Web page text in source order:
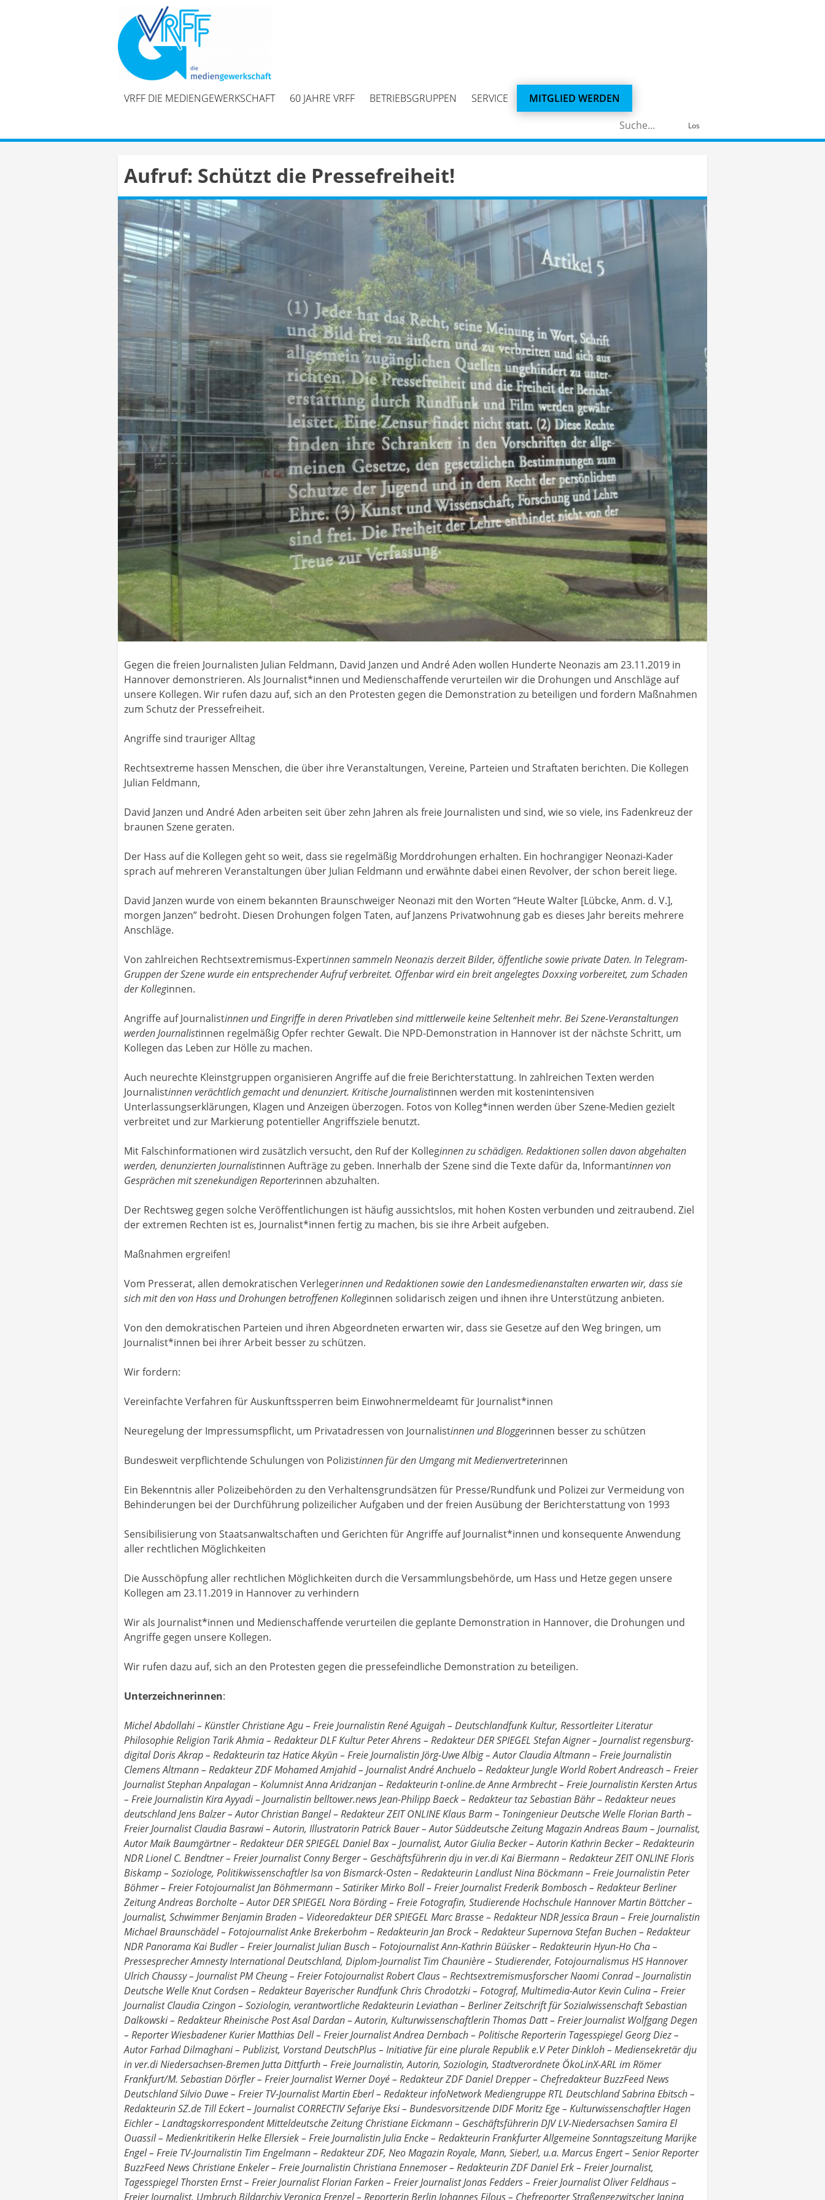
VRFF DIE MEDIENGEWERKSCHAFT 60 JAHRE VRFF BETRIEBSGRUPPEN SERVICE
MITGLIED WERDEN
Los
Aufruf: Schützt die Pressefreiheit!
Gegen die freien Journalisten Julian Feldmann, David Janzen und André Aden wollen Hunderte Neonazis am 23.11.2019 in
Hannover demonstrieren. Als Journalist*innen und Medienschaffende verurteilen wir die Drohungen und Anschläge auf
unsere Kollegen. Wir rufen dazu auf, sich an den Protesten gegen die Demonstration zu beteiligen und fordern Maßnahmen
zum Schutz der Pressefreiheit.
Angriffe sind trauriger Alltag
Rechtsextreme hassen Menschen, die über ihre Veranstaltungen, Vereine, Parteien und Straftaten berichten. Die Kollegen
Julian Feldmann,
David Janzen und André Aden arbeiten seit über zehn Jahren als freie Journalisten und sind, wie so viele, ins Fadenkreuz der
braunen Szene geraten.
Der Hass auf die Kollegen geht so weit, dass sie regelmäßig Morddrohungen erhalten. Ein hochrangiger Neonazi-Kader
sprach auf mehreren Veranstaltungen über Julian Feldmann und erwähnte dabei einen Revolver, der schon bereit liege.
David Janzen wurde von einem bekannten Braunschweiger Neonazi mit den Worten “Heute Walter [Lübcke, Anm. d. V.],
morgen Janzen” bedroht. Diesen Drohungen folgen Taten, auf Janzens Privatwohnung gab es dieses Jahr bereits mehrere
Anschläge.
Von zahlreichen Rechtsextremismus-Expertinnen sammeln Neonazis derzeit Bilder, öffentliche sowie private Daten. In Telegram-
Gruppen der Szene wurde ein entsprechender Aufruf verbreitet. Offenbar wird ein breit angelegtes Doxxing vorbereitet, zum Schaden
der Kolleginnen.
Angriffe auf Journalistinnen und Eingriffe in deren Privatleben sind mittlerweile keine Seltenheit mehr. Bei Szene-Veranstaltungen
werden Journalistinnen regelmäßig Opfer rechter Gewalt. Die NPD-Demonstration in Hannover ist der nächste Schritt, um
Kollegen das Leben zur Hölle zu machen.
Auch neurechte Kleinstgruppen organisieren Angriffe auf die freie Berichterstattung. In zahlreichen Texten werden
Journalistinnen verächtlich gemacht und denunziert. Kritische Journalistinnen werden mit kostenintensiven
Unterlassungserklärungen, Klagen und Anzeigen überzogen. Fotos von Kolleg*innen werden über Szene-Medien gezielt
verbreitet und zur Markierung potentieller Angriffsziele benutzt.
Mit Falschinformationen wird zusätzlich versucht, den Ruf der Kolleginnen zu schädigen. Redaktionen sollen davon abgehalten
werden, denunzierten Journalistinnen Aufträge zu geben. Innerhalb der Szene sind die Texte dafür da, Informantinnen von
Gesprächen mit szenekundigen Reporterinnen abzuhalten.
Der Rechtsweg gegen solche Veröffentlichungen ist häufig aussichtslos, mit hohen Kosten verbunden und zeitraubend. Ziel
der extremen Rechten ist es, Journalist*innen fertig zu machen, bis sie ihre Arbeit aufgeben.
Maßnahmen ergreifen!
Vom Presserat, allen demokratischen Verlegerinnen und Redaktionen sowie den Landesmedienanstalten erwarten wir, dass sie
sich mit den von Hass und Drohungen betroffenen Kolleginnen solidarisch zeigen und ihnen ihre Unterstützung anbieten.
Von den demokratischen Parteien und ihren Abgeordneten erwarten wir, dass sie Gesetze auf den Weg bringen, um
Journalist*innen bei ihrer Arbeit besser zu schützen.
Wir fordern:
Vereinfachte Verfahren für Auskunftssperren beim Einwohnermeldeamt für Journalist*innen
Neuregelung der Impressumspflicht, um Privatadressen von Journalistinnen und Bloggerinnen besser zu schützen
Bundesweit verpflichtende Schulungen von Polizistinnen für den Umgang mit Medienvertreterinnen
Ein Bekenntnis aller Polizeibehörden zu den Verhaltensgrundsätzen für Presse/Rundfunk und Polizei zur Vermeidung von
Behinderungen bei der Durchführung polizeilicher Aufgaben und der freien Ausübung der Berichterstattung von 1993
Sensibilisierung von Staatsanwaltschaften und Gerichten für Angriffe auf Journalist*innen und konsequente Anwendung
aller rechtlichen Möglichkeiten
Die Ausschöpfung aller rechtlichen Möglichkeiten durch die Versammlungsbehörde, um Hass und Hetze gegen unsere
Kollegen am 23.11.2019 in Hannover zu verhindern
Wir als Journalist*innen und Medienschaffende verurteilen die geplante Demonstration in Hannover, die Drohungen und
Angriffe gegen unsere Kollegen.
Wir rufen dazu auf, sich an den Protesten gegen die pressefeindliche Demonstration zu beteiligen.
Unterzeichnerinnen:
Michel Abdollahi – Künstler Christiane Agu – Freie Journalistin René Aguigah – Deutschlandfunk Kultur, Ressortleiter Literatur Philosophie Religion Tarik Ahmia – Redakteur DLF Kultur Peter Ahrens – Redakteur DER SPIEGEL Stefan Aigner – Journalist regensburg-digital Doris Akrap – Redakteurin taz Hatice Akyün – Freie Journalistin Jörg-Uwe Albig – Autor Claudia Altmann – Freie Journalistin Clemens Altmann – Redakteur ZDF Mohamed Amjahid – Journalist André Anchuelo – Redakteur Jungle World Robert Andreasch – Freier Journalist Stephan Anpalagan – Kolumnist Anna Aridzanjan – Redakteurin t-online.de Anne Armbrecht – Freie Journalistin Kersten Artus – Freie Journalistin Kira Ayyadi – Journalistin belltower.news Jean-Philipp Baeck – Redakteur taz Sebastian Bähr – Redakteur neues deutschland Jens Balzer – Autor Christian Bangel – Redakteur ZEIT ONLINE Klaus Barm – Toningenieur Deutsche Welle Florian Barth – Freier Journalist Claudia Basrawi – Autorin, Illustratorin Patrick Bauer – Autor Süddeutsche Zeitung Magazin Andreas Baum – Journalist, Autor Maik Baumgärtner – Redakteur DER SPIEGEL Daniel Bax – Journalist, Autor Giulia Becker – Autorin Kathrin Becker – Redakteurin NDR Lionel C. Bendtner – Freier Journalist Conny Berger – Geschäftsführerin dju in ver.di Kai Biermann – Redakteur ZEIT ONLINE Floris Biskamp – Soziologe, Politikwissenschaftler Isa von Bismarck-Osten – Redakteurin Landlust Nina Böckmann – Freie Journalistin Peter Böhmer – Freier Fotojournalist Jan Böhmermann – Satiriker Mirko Boll – Freier Journalist Frederik Bombosch – Redakteur Berliner Zeitung Andreas Borcholte – Autor DER SPIEGEL Nora Börding – Freie Fotografin, Studierende Hochschule Hannover Martin Böttcher – Journalist, Schwimmer Benjamin Braden – Videoredakteur DER SPIEGEL Marc Brasse – Redakteur NDR Jessica Braun – Freie Journalistin Michael Braunschädel – Fotojournalist Anke Brekerbohm – Redakteurin Jan Brock – Redakteur Supernova Stefan Buchen – Redakteur NDR Panorama Kai Budler – Freier Journalist Julian Busch – Fotojournalist Ann-Kathrin Büüsker – Redakteurin Hyun-Ho Cha – Pressesprecher Amnesty International Deutschland, Diplom-Journalist Tim Chaunière – Studierender, Fotojournalismus HS Hannover Ulrich Chaussy – Journalist PM Cheung – Freier Fotojournalist Robert Claus – Rechtsextremismusforscher Naomi Conrad – Journalistin Deutsche Welle Knut Cordsen – Redakteur Bayerischer Rundfunk Chris Chrodotzki – Fotograf, Multimedia-Autor Kevin Culina – Freier Journalist Claudia Czingon – Soziologin, verantwortliche Redakteurin Leviathan – Berliner Zeitschrift für Sozialwissenschaft Sebastian Dalkowski – Redakteur Rheinische Post Asal Dardan – Autorin, Kulturwissenschaftlerin Thomas Datt – Freier Journalist Wolfgang Degen – Reporter Wiesbadener Kurier Matthias Dell – Freier Journalist Andrea Dernbach – Politische Reporterin Tagesspiegel Georg Diez – Autor Farhad Dilmaghani – Publizist, Vorstand DeutschPlus – Initiative für eine plurale Republik e.V Peter Dinkloh – Mediensekretär dju in ver.di Niedersachsen-Bremen Jutta Dittfurth – Freie Journalistin, Autorin, Soziologin, Stadtverordnete ÖkoLinX-ARL im Römer Frankfurt/M. Sebastian Dörfler – Freier Journalist Werner Doyé – Redakteur ZDF Daniel Drepper – Chefredakteur BuzzFeed News Deutschland Silvio Duwe – Freier TV-Journalist Martin Eberl – Redakteur infoNetwork Mediengruppe RTL Deutschland Sabrina Ebitsch – Redakteurin SZ.de Till Eckert – Journalist CORRECTIV Sefariye Eksi – Bundesvorsitzende DIDF Moritz Ege – Kulturwissenschaftler Hagen Eichler – Landtagskorrespondent Mitteldeutsche Zeitung Christiane Eickmann – Geschäftsführerin DJV LV-Niedersachsen Samira El Ouassil – Medienkritikerin Helke Ellersiek – Freie Journalistin Julia Encke – Redakteurin Frankfurter Allgemeine Sonntagszeitung Marijke Engel – Freie TV-Journalistin Tim Engelmann – Redakteur ZDF, Neo Magazin Royale, Mann, Sieber!, u.a. Marcus Engert – Senior Reporter BuzzFeed News Christiane Enkeler – Freie Journalistin Christiana Ennemoser – Redakteurin ZDF Daniel Erk – Freier Journalist, Tagesspiegel Thorsten Ernst – Freier Journalist Florian Farken – Freier Journalist Jonas Fedders – Freier Journalist Oliver Feldhaus – Freier Journalist, Umbruch Bildarchiv Veronica Frenzel – Reporterin Berlin Johannes Filous – Chefreporter Straßengezwitscher Janina Findeisen – Journalistin Andreas Förster – Freier Journalist Birgit Frank – Journalistin Niklas Franzen – Freier Journalist Sebastian Friedrich – Freier Journalist Stefan Fries – Freier Journalist Julia Fritzsche – Freie Journalistin Christiane Frohmann – Publizistin Christian Fuchs – Autor DIE ZEIT Katja Füchsel – Redakteurin Tagesspiegel Jonas Füllner – Redakteur Hinz&Kuntz Michael Funken – Redakteur ZDF Fredy Gareis – Autor Marcus Gärtner – Lektor Rowohlt Verlag Christine Gaupp – Journalistin Panajotis Gavrilis – Freier Journalist Alexandra Gehrhardt – Journalistin Prof. Dr. Andrea Geier – Professorin Universität Trier Roland Geisheimer – Fotograf, Vorsitzender FREELENS Sidney Gennies – Ressortleiter Tagesspiegel, Mitglied Reporter ohne Grenzen Patrick Gensing – Autor, Journalist Christian Gesellmann – Reporter Krautreporter Christoph Giesa – Publizist Arndt Ginzel – Journalist John Goetz – Redakteur NDR Lisa Goldmann – Freie Journalistin Nicole Graaf – Freie Journalistin Jochen Grabler – Journalist Jochen Graebert – Redakteur NDR Franziska Grillmeier – Freie Journalistin Rico Grimm – Chefredakteur Krautreporter.de Tina Groll – Journalistin, Bundesvorsitzende Deutsche Journalistinnen- und Journalisten-Union (dju) in ver.di Stefanie Groth – Freie Journalistin RBB/NDR Jannis Große – Freier Foto- & Videojournalist Timo Großpietsch – Redakteur NDR Georg Gruber – Freier Journalist Lilith Grull – Journalistin, Autorin Johannes Grunert – Freier Journalist Mikael Grunwaldt – Fotojournalist Kübra Gümüsay – Autorin und Journalistin Christoph Gurk – Kurator, Dramaturg Richard Gutjahr – Moderator, Journalist, Blogger Meredith Haaf – Redakteurin Süddeutsche Zeitung Nina Haase-Trobridge – Redakteurin Deutsche Welle Kuno Haberbusch – Redakteur NDR Gabor Halasz – Redakteur NDR Investigation Lea Hampel – Freie Journalistin Philipp Hannappel – Freischaffender Fotojournalist Stefanie Hardick – Freie Journalistin Johannes Hartl – Freier Journalist André Hatting – Moderator, Redakteur Deutschlandfunk Kultur Daniel Haufler – Verantwortlicher Redakteur Gegenblende Stephan Hebel – Autor Christoph Hedtke – Freier Journalist Julius Heeke – Redakteur Bremen NEXT Sebastian Heidelberger – Journalist Erik Heier – Stellv. Chefredakteur tip Berlin & Zitty Georg Heil – Journalist Ralf Heimann – Journalist Thomas Heise – Leiter Investigation SPIEGEL TV Philipp Hennig – Freier Journalist Arnd Henze – Redakteur WDR Lukas Hermsmeier – Freier Journalist Markus Hesselmann – Redakteur Tagesspiegel Lin Hierse – Kolumnistin & Redakteurin taz Elissa Hiersemann – Moderatorin, Redakteurin Alexej Hock – Redakteur WELT Laura Hofmann – Redakteurin Tagesspiegel Sebastian Höhn – Text- und Fotojournalist Luisa Hommerich – Redakteurin DIE ZEIT Christian Hoppe – Redakteur Deutsche Welle Katja Huber – Autorin, Redakteurin Bayerischer Rundfunk Tobias Hübner – Journalist Wolfgang Hübner – Chefredakteur neues deutschland Margarete Hucht – Journalistin Felix Huesmann – Freier Journalist Steven Hummel – Pressesprecher & Redakteur chronik.LE Anna Hunger – Redakteurin Kontext-Wochenzeitung Andrea Hanna Hünniger – Journalistin, Autorin Fabienne Hurst – Freie Journalistin Hasan Hussain – Redakteur Deutsche Welle Arabische Redaktion, Freier Mitarbeiter Patrick Hutsch – Lektor Josefine Janert – Freie Journalistin Print, Online und Radio Jan Jansen – Redakteur rbb Abendschau Carsten Janz – Redakteur NDR Schleswig-Holstein Anna-Lena Janzen – Redakteurin t-online Cornelius Janzen – Redakteur, Autor 3sat Kulturzeit Pfr. i.R. Dr. Wolfram Janzen – Autor Nick Jaussi – Fotojournalist Jan Jirát – Redakteur WOZ Peter Jülich – Fotograf Roberto Jurkschat – Freier Journalist Matthias Kalle – Stellvertretender Chefredakteur ZEITmagazin Dr. Matthias Kamann – Redakteur WELT Boris Kartheuser – Freier Journalist, Dozent Felix Kasten – Redakteur SPIEGEL TV Martin Kaul – Journalist Aiko Kempen – Freier Journalist Christine Kensche – Reporterin WELT Sammy Khamis – Redakteur Bayerischer Rundfunk Björn Kietzmann – Freier Fotojournalist Jan-Holger Kirsch – Redakteur H-Soz-Kult, Zeithistorische Forschungen Heike Kleffner – Freie Journalistin, Geschäftsführerin VBRG Margot Klingsporn – Presse- und Photoagentur Focus Vanessa Klüber – Journalistin Dirk Knipphals – Literaturredakteur taz Ekkehard Knörer – Mitherausgeber Merkur. Zeitschrift für europäisches Denken Birgit Koch – Aufnahmeleiterin ZDF Christoph Koch – Freier Journalist Sören Kohlhuber – Freier Journalist Anja Köhler – Freie Journalistin Stefan Koldehoff – Redakteur Deutschlandfunk Detlev Konnerth – Freier TV-Journalist Julia Kopatzki – Freie Reporterin Jan Jasper Kosok – Online-Chef der Freitag John Kranert – Freier Videojournalist, Producer Johannes Kram – Autor und Blogger Anna-Mareike Krause – Journalistin Ruth Krause – Freie Journalistin Martin Krauss – Journalist Jan Hendrik Kräutle – Freier Fotojournalist Hubert Krech – Redakteur Lukas Kretzschmar – Freier Journalist Nikolina Krstinic – Freie Journalistin Hardy Krüger – Freier Journalist Elena Kuch – Journalistin NDR Johannes Kuhn – Journalist Stephanie Kuhnen – Journalistin und Autorin Burkhard Kunst – Redakteur Şeyda Kurt – Journalistin Print, Online und Hörfunk Svealena Kutschke – Autorin Dirk Laabs – Autor, Filmemacher Anton Landgraf – Redakteur Amnesty International Nadine Lange – Redakteurin Tagesspiegel Antje Lang-Lendorff – Redakteurin taz Judith Langowski – Redakteurin, stellv. Betriebsratsvorsitzende Tagesspiegel Stefan Lauer – Journalist belltower.news Benjamin Laufer – Journalist Daniel Laufer – Journalist Nhi Le – Freie Journalistin, Moderatorin, Speakerin Sebastian Leber – Reporter Tagesspiegel Sascha Lehnartz – Chefkorrespondent WELT Wiebke Lehnhof